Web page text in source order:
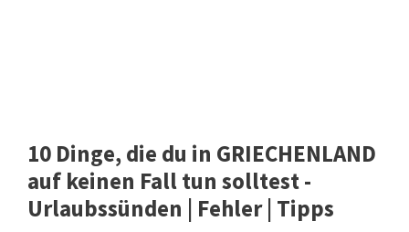
10 Dinge, die du in GRIECHENLAND
auf keinen Fall tun solltest -
Urlaubssünden | Fehler | Tipps